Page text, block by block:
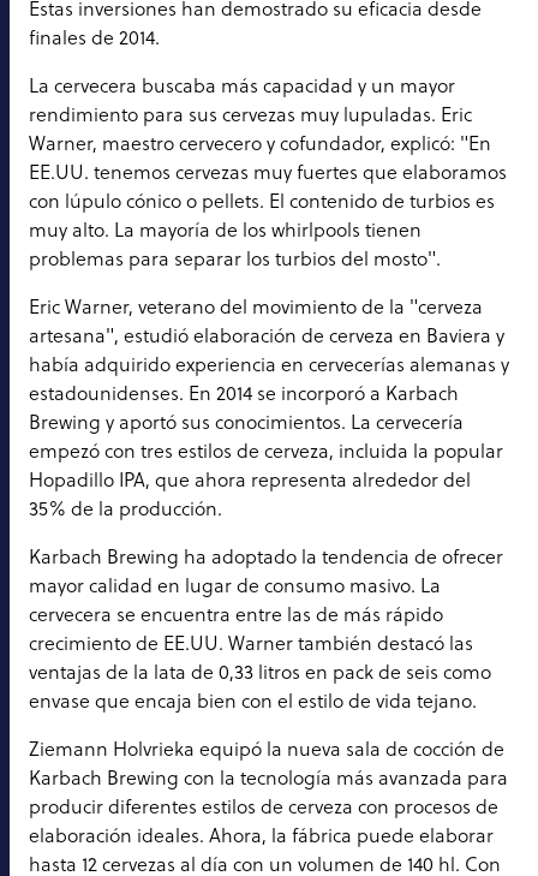
Estas inversiones han demostrado su eficacia desde
finales de 2014.
La cervecera buscaba más capacidad y un mayor
rendimiento para sus cervezas muy lupuladas. Eric
Warner, maestro cervecero y cofundador, explicó: "En
EE.UU. tenemos cervezas muy fuertes que elaboramos
con lúpulo cónico o pellets. El contenido de turbios es
muy alto. La mayoría de los whirlpools tienen
problemas para separar los turbios del mosto".
Eric Warner, veterano del movimiento de la "cerveza
artesana", estudió elaboración de cerveza en Baviera y
había adquirido experiencia en cervecerías alemanas y
estadounidenses. En 2014 se incorporó a Karbach
Brewing y aportó sus conocimientos. La cervecería
empezó con tres estilos de cerveza, incluida la popular
Hopadillo IPA, que ahora representa alrededor del
35% de la producción.
Karbach Brewing ha adoptado la tendencia de ofrecer
mayor calidad en lugar de consumo masivo. La
cervecera se encuentra entre las de más rápido
crecimiento de EE.UU. Warner también destacó las
ventajas de la lata de 0,33 litros en pack de seis como
envase que encaja bien con el estilo de vida tejano.
Ziemann Holvrieka equipó la nueva sala de cocción de
Karbach Brewing con la tecnología más avanzada para
producir diferentes estilos de cerveza con procesos de
elaboración ideales. Ahora, la fábrica puede elaborar
hasta 12 cervezas al día con un volumen de 140 hl. Con